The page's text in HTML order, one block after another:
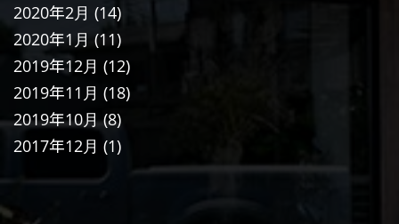
2020年2月 (14)
2020年1月 (11)
2019年12月 (12)
2019年11月 (18)
2019年10月(8)
2017年12月 (1)